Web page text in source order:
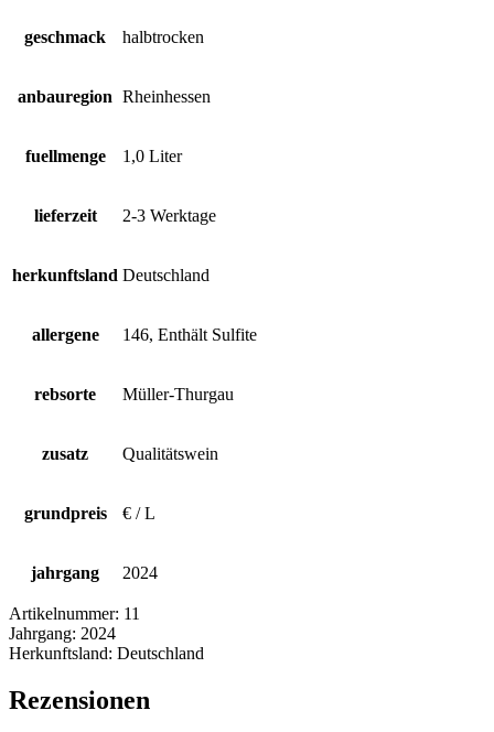
geschmack halbtrocken
anbauregion Rheinhessen
fuellmenge 1,0 Liter
lieferzeit 2-3 Werktage
herkunftsland Deutschland
allergene 146, Enthält Sulfite
rebsorte Müller-Thurgau
zusatz Qualitätswein
grundpreis € / L
jahrgang 2024
Artikelnummer: 11
Jahrgang: 2024
Herkunftsland: Deutschland
Rezensionen